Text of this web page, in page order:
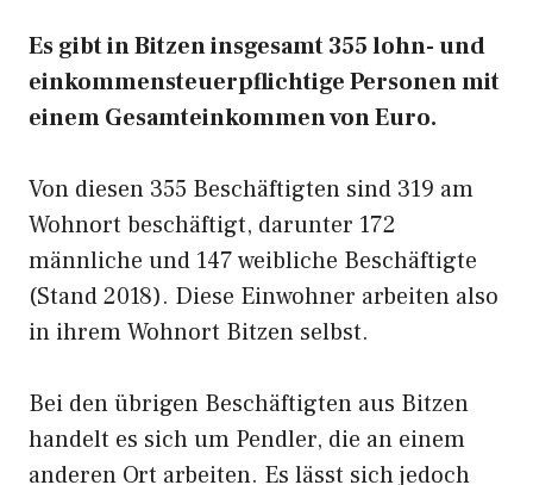
Es gibt in Bitzen insgesamt 355 lohn- und
einkommensteuerpflichtige Personen mit
einem Gesamteinkommen von Euro.
Von diesen 355 Beschäftigten sind 319 am
Wohnort beschäftigt, darunter 172
männliche und 147 weibliche Beschäftigte
(Stand 2018). Diese Einwohner arbeiten also
in ihrem Wohnort Bitzen selbst.
Bei den übrigen Beschäftigten aus Bitzen
handelt es sich um Pendler, die an einem
anderen Ort arbeiten. Es lässt sich jedoch